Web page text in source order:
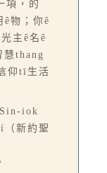
項，的
ê物；你ê
主ê名ê
thang
仰tī生活
iok
新約聖